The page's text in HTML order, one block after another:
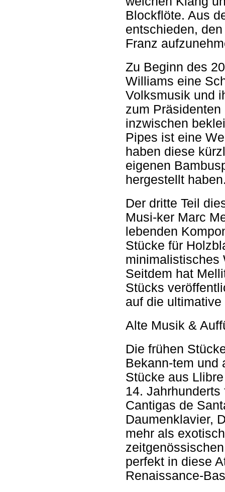
Blockflöte. Aus
entschieden,
Franz
Zu Beginn des
Williams eine
Volksmusik und
zum
inzwischen
Pipes ist eine
haben diese
eigenen
hergestellt
Der dritte Teil
Musi-ker Marc
lebenden
Stücke für
minimalistisches
Seitdem hat
Stücks
auf die
Alte Musik &
Die frühen
Bekann-tem und
Stücke aus
14.
Cantigas de
Daumenklavier,
mehr als
perfekt in diese
Renaissance-